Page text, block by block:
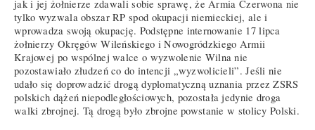
jak i jej żołnierze zdawali sobie sprawę, że Armia Czerwona nie
tylko wyzwala obszar RP spod okupacji niemieckiej, ale i
wprowadza swoją okupację. Podstępne internowanie 17 lipca
żołnierzy Okręgów Wileńskiego i Nowogródzkiego Armii
Krajowej po wspólnej walce o wyzwolenie Wilna nie
pozostawiało złudzeń co do intencji „wyzwolicieli”. Jeśli nie
udało się doprowadzić drogą dyplomatyczną uznania przez ZSRS
polskich dążeń niepodległościowych, pozostała jedynie droga
walki zbrojnej. Tą drogą było zbrojne powstanie w stolicy Polski.